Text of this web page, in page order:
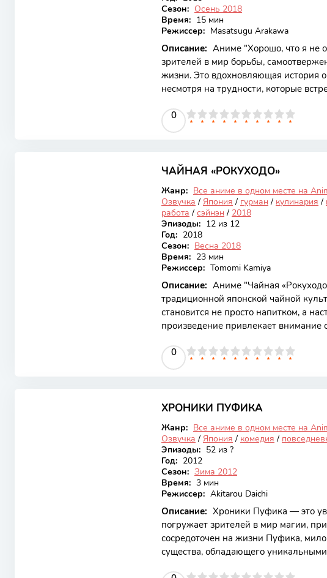
Сезон: Осень 2018
Время: 15 мин
Режиссер: Masatsugu Arakawa
Описание: Аниме "Хорошо, что я не
зрителей в мир борьбы,
жизни. Это вдохновляющая история
несмотря на трудности, которые
подчеркивает ценность дружбы,
его особенно привлекательным для
кто сталкивается с жизненными
к своей мечте. Он сталкивается с
0
4 5 6 7 8 9 10
ЧАЙНАЯ «РОКУХОДО»
Жанр: Все аниме в одном месте на
Озвучка / Япония / гурман / кулинария /
работа / сэйнэн / 2018
Эпизоды: 12 из 12
Год: 2018
Сезон: Весна 2018
Время: 23 мин
Режиссер: Tomomi Kamiya
Описание: Аниме "Чайная
традиционной японской чайной
становится не просто напитком, а
произведение привлекает внимание
и умиротворения, а также
которых имеет свои мечты и
темы дружбы, самопознания и
девушкой, которая решает открыть
0
4 5 6 7 8 9 10
ХРОНИКИ ПУФИКА
Жанр: Все аниме в одном месте на
Озвучка / Япония / комедия /
Эпизоды: 52 из ?
Год: 2012
Сезон: Зима 2012
Время: 3 мин
Режиссер: Akitarou Daichi
Описание: Хроники Пуфика — это
погружает зрителей в мир магии,
сосредоточен на жизни Пуфика,
существа, обладающего
привлекает внимание яркой